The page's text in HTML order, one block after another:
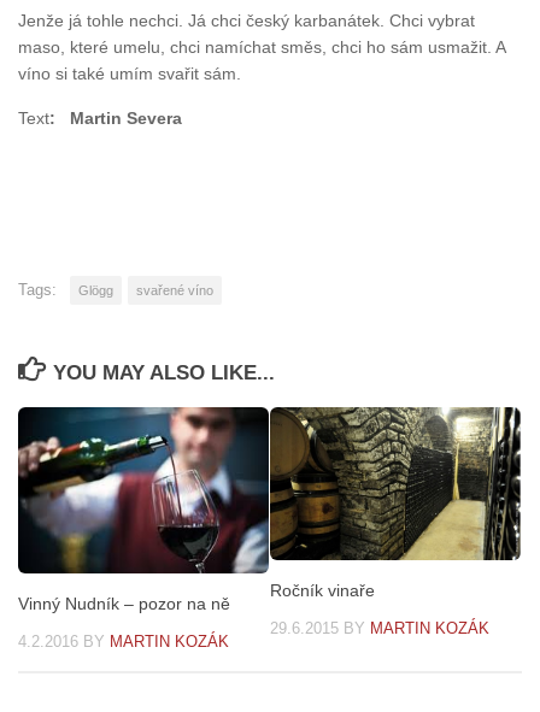
Jenže já tohle nechci. Já chci český karbanátek. Chci vybrat
maso, které umelu, chci namíchat směs, chci ho sám usmažit. A
víno si také umím svařit sám.
Text: Martin Severa
Tags: Glögg svařené víno
YOU MAY ALSO LIKE...
Vinný Nudník – pozor na ně
4.2.2016 BY MARTIN KOZÁK
Ročník vinaře
29.6.2015 BY MARTIN KOZÁK